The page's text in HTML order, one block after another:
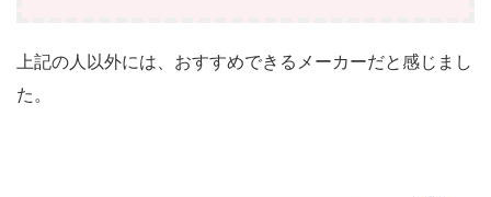
上記の人以外には、おすすめできるメーカーだと感じまし
た。